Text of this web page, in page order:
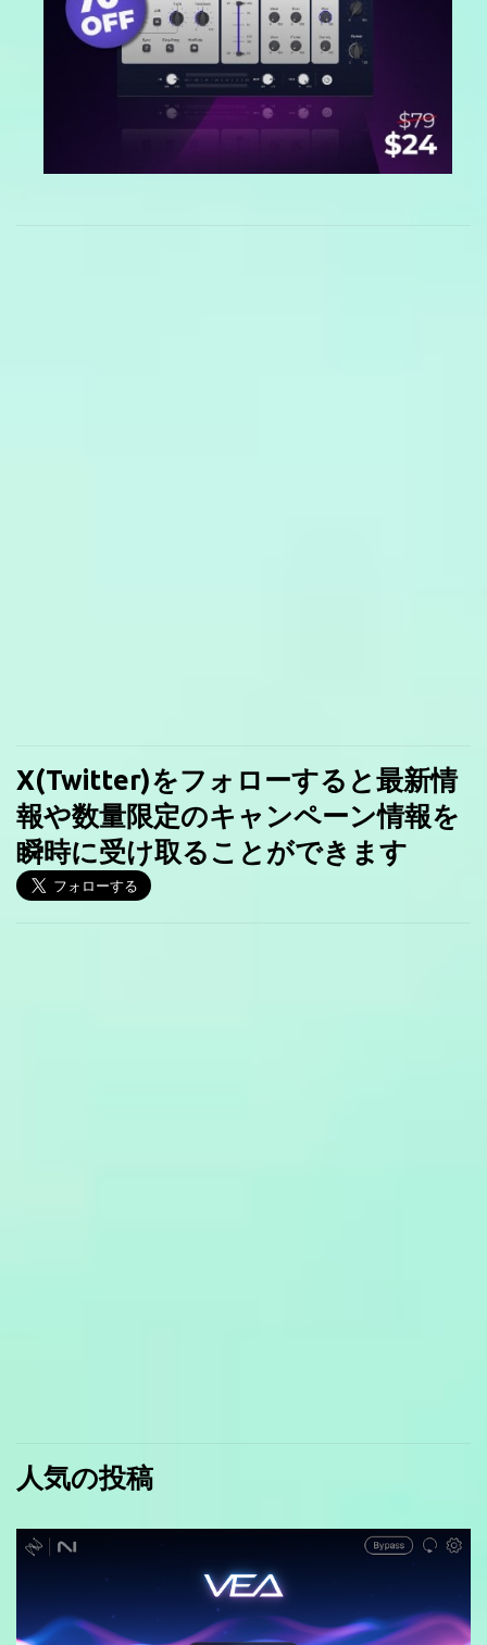
X(Twitter)をフォローすると最新情
報や数量限定のキャンペーン情報を
瞬時に受け取ることができます
人気の投稿